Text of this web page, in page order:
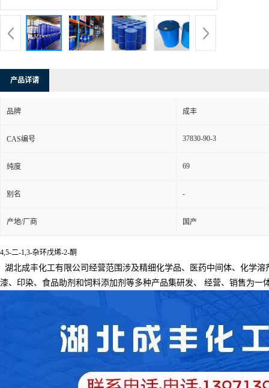
产品详请
品牌 成丰
CAS编号 37830-90-3
纯度 69
别名 -
产地/厂商 国产
4,5-二-1,3-杂环戊烯-2-酮
湖北成丰化工有限公司经营范围涉及精细化学品、医药中间体、化学
漆、印染、食品助剂和饲料添加剂等多种产品集研发、
经营、销售为一